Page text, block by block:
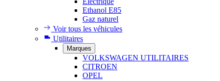
Ethanol E85
Gaz naturel
Voir tous les véhicules
Utilitaires
Marques
VOLKSWAGEN UTILITAIRES
CITROEN
OPEL